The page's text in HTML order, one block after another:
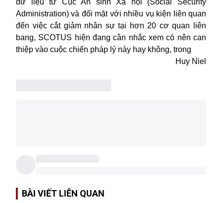
dữ liệu từ Cục An sinh Xã hội (Social Security
Administration) và đối mặt với nhiều vụ kiện liên quan
đến việc cắt giảm nhân sự tại hơn 20 cơ quan liên
bang, SCOTUS hiện đang cân nhắc xem có nên can
thiệp vào cuộc chiến pháp lý này hay không, trong
Huy Niel
BÀI VIẾT LIÊN QUAN